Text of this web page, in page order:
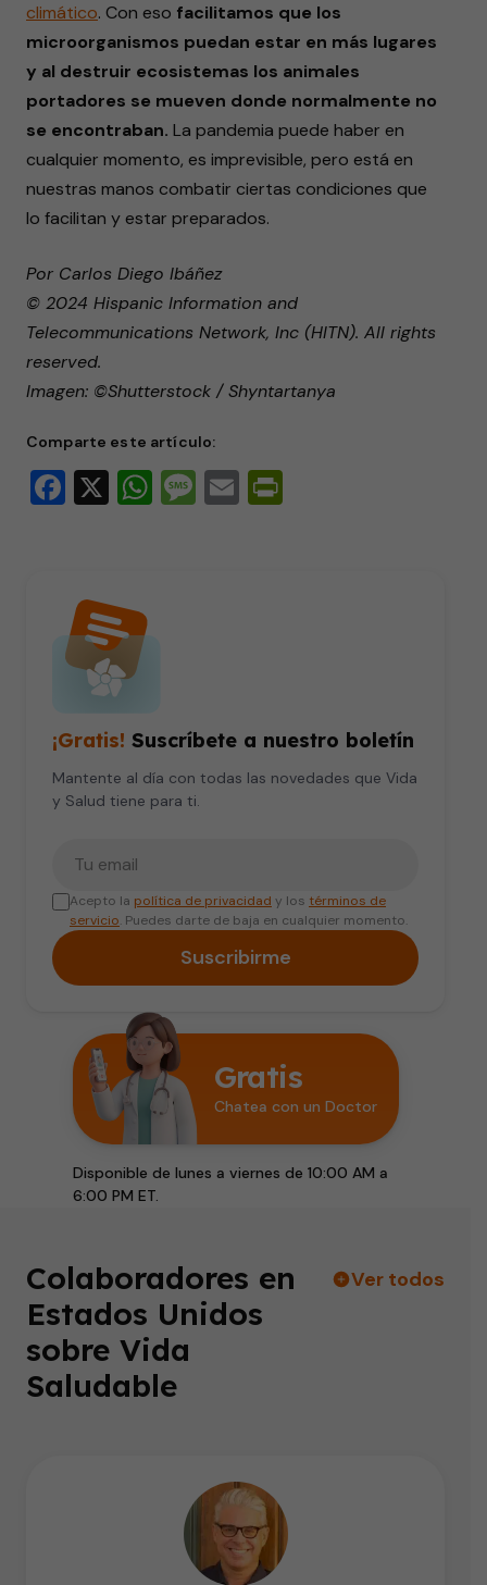
climático. Con eso facilitamos que los
microorganismos puedan estar en más lugares
y al destruir ecosistemas los animales
portadores se mueven donde normalmente no
se encontraban. La pandemia puede haber en
cualquier momento, es imprevisible, pero está en
nuestras manos combatir ciertas condiciones que
lo facilitan y estar preparados.
Por Carlos Diego Ibáñez
© 2024 Hispanic Information and
Telecommunications Network, Inc (HITN). All rights
reserved.
Imagen: ©Shutterstock / Shyntartanya
Comparte este artículo:
Facebook
X WhatsApp
Message
Email
¡Gratis! Suscríbete a nuestro boletín
Mantente al día con todas las novedades que Vida
y Salud tiene para ti.
Acepto la política de privacidad y los términos de
servicio. Puedes darte de baja en cualquier momento.
Suscribirme
Gratis
Chatea con un Doctor
Disponible de lunes a viernes de 10:00 AM a
6:00 PM ET.
Colaboradores en
Estados Unidos
sobre Vida
Saludable
Ver todos